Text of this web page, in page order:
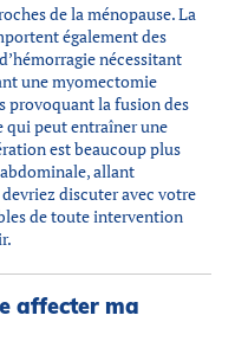
de la ménopause. La
également des
nécessitant
une myomectomie
provoquant la fusion des
qui peut entraîner une
est beaucoup plus
allant
discuter avec votre
de toute intervention
affecter ma